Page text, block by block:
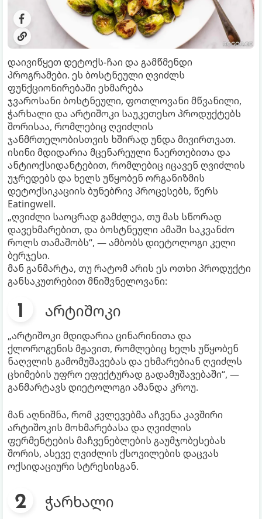
დაივიწყეთ დეტოქს-ჩაი და გამწმენდი
პროგრამები. ეს ბოსტნეული ღვიძლს
ფუნქციონირებაში ეხმარება
ჯვაროსანი ბოსტნეული, ფოთლოვანი მწვანილი,
ჭარხალი და არტიშოკი საუკეთესო პროდუქტებს
შორისაა, რომლებიც ღვიძლის
ჯანმრთელობისთვის ხშირად უნდა მივირთვათ.
ისინი მდიდარია მცენარეული ნაერთებითა და
ანტიოქსიდანტებით, რომლებიც იცავენ ღვიძლის
უჯრედებს და ხელს უწყობენ ორგანიზმის
დეტოქსიკაციის ბუნებრივ პროცესებს, წერს
Eatingwell.
„ღვიძლი საოცრად გამძლეა, თუ მას სწორად
დავეხმარებით, და ბოსტნეული ამაში საკვანძო
როლს თამაშობს“, — ამბობს დიეტოლოგი კელი
ბერჯესი.
მან განმარტა, თუ რატომ არის ეს ოთხი პროდუქტი
განსაკუთრებით მნიშვნელოვანი:
არტიშოკი
„არტიშოკი მდიდარია ცინარინითა და
ქლოროგენის მჟავით, რომლებიც ხელს უწყობენ
ნაღვლის გამომუშავებას და ეხმარებიან ღვიძლს
ცხიმების უფრო ეფექტურად გადამუშავებაში“, —
განმარტავს დიეტოლოგი ამანდა კროუ.
მან აღნიშნა, რომ კვლევებმა აჩვენა კავშირი
არტიშოკის მოხმარებასა და ღვიძლის
ფერმენტების მაჩვენებლების გაუმჯობესებას
შორის, ასევე ღვიძლის ქსოვილების დაცვას
ოქსიდაციური სტრესისგან.
ჭარხალი